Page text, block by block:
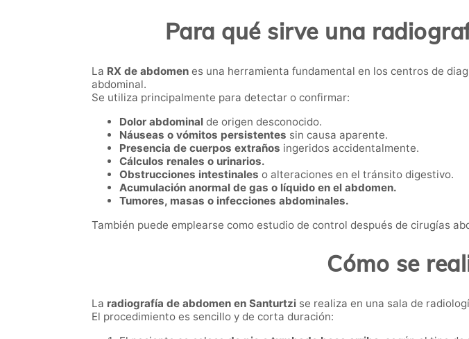
Para qué sirve una
La RX de abdomen es una herramienta fundamental en los centros de
abdominal.
Se utiliza principalmente para detectar o confirmar:
Dolor abdominal de origen desconocido.
Náuseas o vómitos persistentes sin causa aparente.
Presencia de cuerpos extraños ingeridos accidentalmente.
Cálculos renales o urinarios.
Obstrucciones intestinales o alteraciones en el tránsito digestivo.
Acumulación anormal de gas o líquido en el abdomen.
Tumores, masas o infecciones abdominales.
También puede emplearse como estudio de control después de cirugías
Cómo se
La radiografía de abdomen en Santurtzi se realiza en una sala de
El procedimiento es sencillo y de corta duración: